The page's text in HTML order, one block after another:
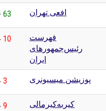
63 افعی تهران
10
فهرست
رئیس‌جمهورهای
ایران
3 پوزیشن میسیونری
9 کیربه‌کیرمالی